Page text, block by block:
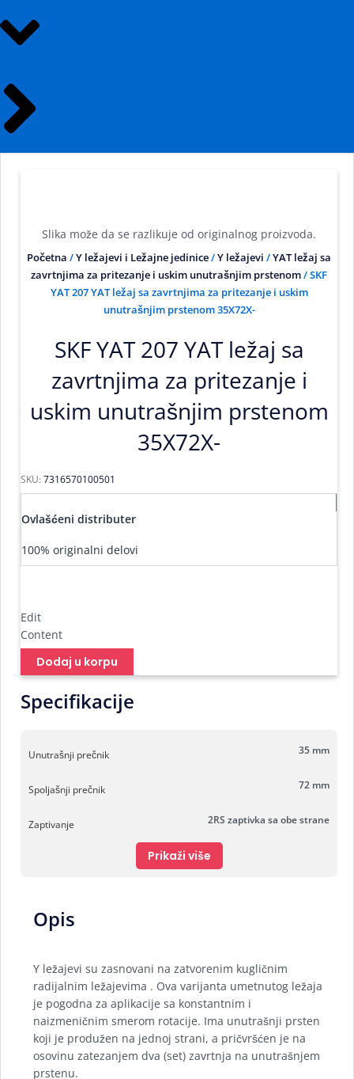
Slika može da se razlikuje od originalnog proizvoda.
Početna /Y ležajevi i Ležajne jedinice/Y ležajevi /YAT ležaj sa
zavrtnjima za pritezanje i uskim unutrašnjim prstenom/ SKF
YAT 207 YAT ležaj sa zavrtnjima za pritezanje i uskim
unutrašnjim prstenom 35X72X-
SKF YAT 207 YAT ležaj sa
zavrtnjima za pritezanje i
uskim unutrašnjim prstenom
35X72X-
SKU: 7316570100501
Ovlašćeni distributer
100% originalni delovi
Edit
Content
Dodaj u korpu
Specifikacije
Unutrašnji prečnik 35 mm
Spoljašnji prečnik 72 mm
Zaptivanje 2RS zaptivka sa obe strane
Prikaži više
Opis
Y ležajevi su zasnovani na zatvorenim kugličnim
radijalnim ležajevima . Ova varijanta umetnutog ležaja
je pogodna za aplikacije sa konstantnim i
naizmeničnim smerom rotacije. Ima unutrašnji prsten
koji je produžen na jednoj strani, a pričvršćen je na
osovinu zatezanjem dva (set) zavrtnja na unutrašnjem
prstenu.